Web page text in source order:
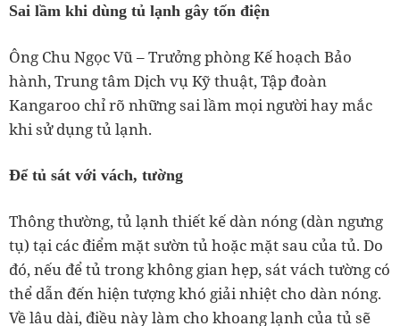
Sai lầm khi dùng tủ lạnh gây tốn điện
Ông Chu Ngọc Vũ – Trưởng phòng Kế hoạch Bảo
hành, Trung tâm Dịch vụ Kỹ thuật, Tập đoàn
Kangaroo chỉ rõ những sai lầm mọi người hay mắc
khi sử dụng tủ lạnh.
Để tủ sát với vách, tường
Thông thường, tủ lạnh thiết kế dàn nóng (dàn ngưng
tụ) tại các điểm mặt sườn tủ hoặc mặt sau của tủ. Do
đó, nếu để tủ trong không gian hẹp, sát vách tường có
thể dẫn đến hiện tượng khó giải nhiệt cho dàn nóng.
Về lâu dài, điều này làm cho khoang lạnh của tủ sẽ